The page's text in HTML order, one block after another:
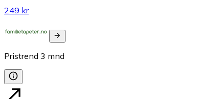
249 kr
Pristrend 3 mnd